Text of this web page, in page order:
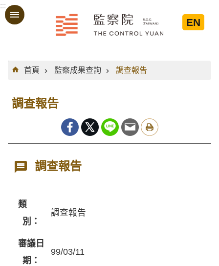
跳到主要內容區塊
:::
EN
:::
首頁
監察成果查詢 調查報告
調查報告
調查報告
類
別：
調查報告
審議日
期：
99/03/11